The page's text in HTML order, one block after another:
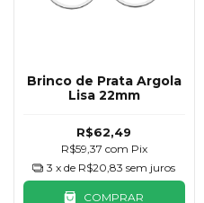
Brinco de Prata Argola
Lisa 22mm
R$62,49
R$59,37 com Pix
3 x de R$20,83 sem juros
COMPRAR